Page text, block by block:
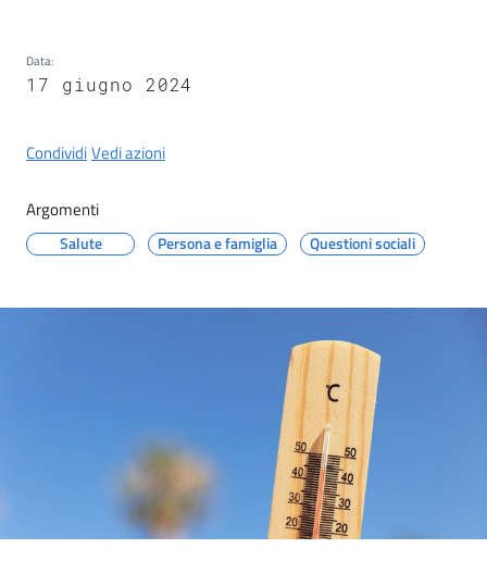
on-
line
gli
Data:
17 giugno 2024
CondividiVedi azioni
Argomenti
Salute Persona e famiglia Questioni sociali